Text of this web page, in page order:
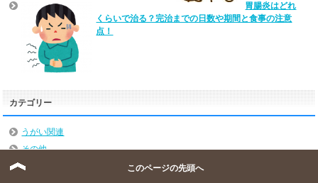
胃腸炎はどれ
くらいで治る？完治までの日数や期間と食事の注意
点！
カテゴリー
うがい関連
その他
サプリ
このページの先頭へ